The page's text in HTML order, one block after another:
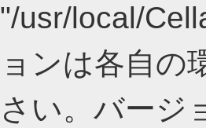
"/usr/local/
ョンは各自の
さい。バージ